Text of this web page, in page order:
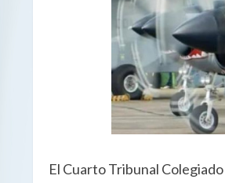
El Cuarto Tribunal